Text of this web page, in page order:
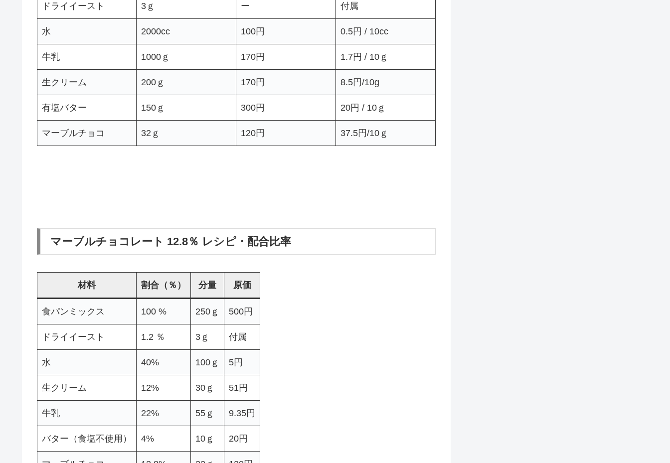
ドライイースト 3ｇ ー 付属
水 2000cc 100円 0.5円 / 10cc
牛乳 1000ｇ 170円 1.7円 / 10ｇ
生クリーム 200ｇ 170円 8.5円/10g
有塩バター 150ｇ 300円 20円 / 10ｇ
マーブルチョコ 32ｇ 120円 37.5円/10ｇ
マーブルチョコレート 12.8％ レシピ・配合比率
材料 割合（％） 分量 原価
食パンミックス 100 % 250ｇ 500円
ドライイースト 1.2 ％ 3ｇ 付属
水 40% 100ｇ 5円
生クリーム 12% 30ｇ 51円
牛乳 22% 55ｇ 9.35円
バター（食塩不使用） 4% 10ｇ 20円